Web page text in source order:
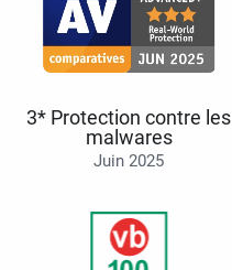
3* Protection contre les
malwares
Juin 2025